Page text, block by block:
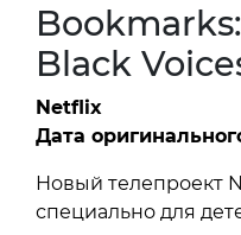
Black
Netflix
Дата
Новый телепроект
специально для